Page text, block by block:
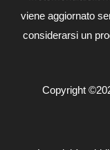
viene aggiornato
considerarsi un
Copyright